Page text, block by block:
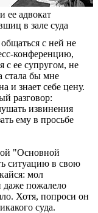
ее адвокат
в зале суда
с ней не
конференцию,
с ее супругом, не
стала бы мне
и знает себе цену.
разговор:
извинения
ему в просьбе
"Основной
ситуацию в свою
мол
даже пожалело
Хотя, попроси он
суда.